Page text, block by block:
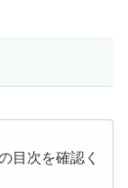
目次を確認く